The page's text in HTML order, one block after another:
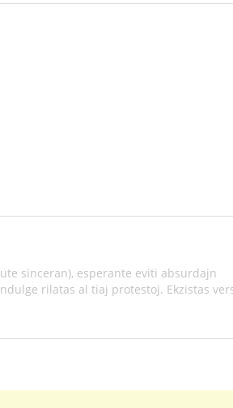
sinceran), esperante eviti absurdajn
rilatas al tiaj protestoj. Ekzistas